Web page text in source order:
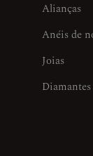
Alianças
Anéis de
Joias
Diamantes